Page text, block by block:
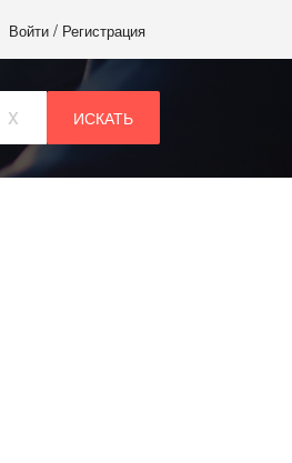
Войти / Регистрация
x